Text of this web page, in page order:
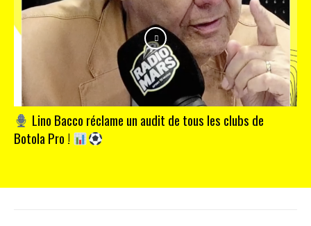
Lino Bacco réclame un audit de tous les clubs de
Botola Pro !